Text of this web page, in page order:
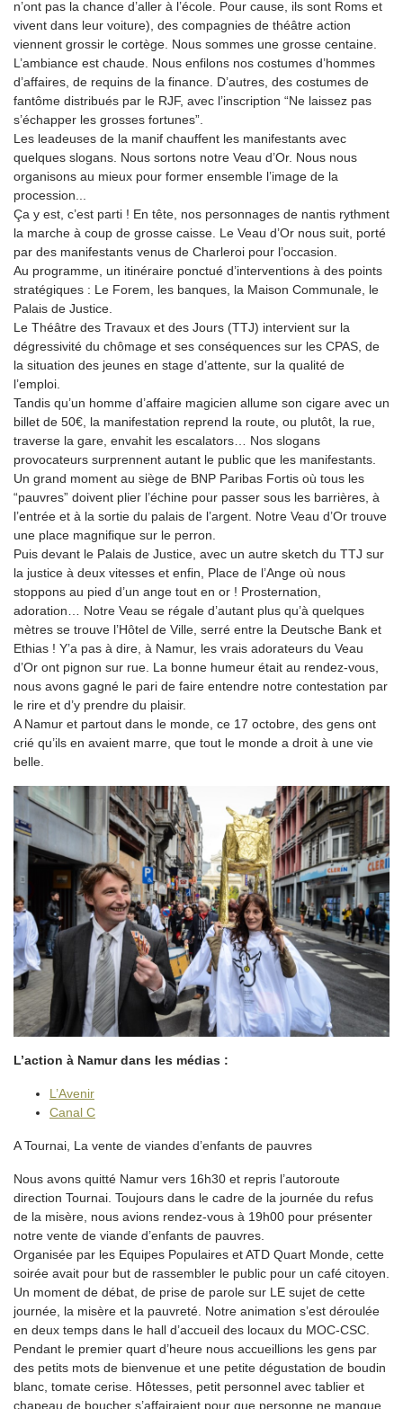
n’ont pas la chance d’aller à l’école. Pour cause, ils sont Roms et
vivent dans leur voiture), des compagnies de théâtre action
viennent grossir le cortège. Nous sommes une grosse centaine.
L’ambiance est chaude. Nous enfilons nos costumes d’hommes
d’affaires, de requins de la finance. D’autres, des costumes de
fantôme distribués par le RJF, avec l’inscription “Ne laissez pas
s’échapper les grosses fortunes”.
Les leadeuses de la manif chauffent les manifestants avec
quelques slogans. Nous sortons notre Veau d’Or. Nous nous
organisons au mieux pour former ensemble l’image de la
procession...
Ça y est, c’est parti ! En tête, nos personnages de nantis rythment
la marche à coup de grosse caisse. Le Veau d’Or nous suit, porté
par des manifestants venus de Charleroi pour l’occasion.
Au programme, un itinéraire ponctué d’interventions à des points
stratégiques : Le Forem, les banques, la Maison Communale, le
Palais de Justice.
Le Théâtre des Travaux et des Jours (TTJ) intervient sur la
dégressivité du chômage et ses conséquences sur les CPAS, de
la situation des jeunes en stage d’attente, sur la qualité de
l’emploi.
Tandis qu’un homme d’affaire magicien allume son cigare avec un
billet de 50€, la manifestation reprend la route, ou plutôt, la rue,
traverse la gare, envahit les escalators… Nos slogans
provocateurs surprennent autant le public que les manifestants.
Un grand moment au siège de BNP Paribas Fortis où tous les
“pauvres” doivent plier l’échine pour passer sous les barrières, à
l’entrée et à la sortie du palais de l’argent. Notre Veau d’Or trouve
une place magnifique sur le perron.
Puis devant le Palais de Justice, avec un autre sketch du TTJ sur
la justice à deux vitesses et enfin, Place de l’Ange où nous
stoppons au pied d’un ange tout en or ! Prosternation,
adoration… Notre Veau se régale d’autant plus qu’à quelques
mètres se trouve l’Hôtel de Ville, serré entre la Deutsche Bank et
Ethias ! Y’a pas à dire, à Namur, les vrais adorateurs du Veau
d’Or ont pignon sur rue. La bonne humeur était au rendez-vous,
nous avons gagné le pari de faire entendre notre contestation par
le rire et d’y prendre du plaisir.
A Namur et partout dans le monde, ce 17 octobre, des gens ont
crié qu’ils en avaient marre, que tout le monde a droit à une vie
belle.
L’action à Namur dans les médias :
L’Avenir
Canal C
A Tournai, La vente de viandes d’enfants de pauvres
Nous avons quitté Namur vers 16h30 et repris l’autoroute
direction Tournai. Toujours dans le cadre de la journée du refus
de la misère, nous avions rendez-vous à 19h00 pour présenter
notre vente de viande d’enfants de pauvres.
Organisée par les Equipes Populaires et ATD Quart Monde, cette
soirée avait pour but de rassembler le public pour un café citoyen.
Un moment de débat, de prise de parole sur LE sujet de cette
journée, la misère et la pauvreté. Notre animation s’est déroulée
en deux temps dans le hall d’accueil des locaux du MOC-CSC.
Pendant le premier quart d’heure nous accueillions les gens par
des petits mots de bienvenue et une petite dégustation de boudin
blanc, tomate cerise. Hôtesses, petit personnel avec tablier et
chapeau de boucher s’affairaient pour que personne ne manque